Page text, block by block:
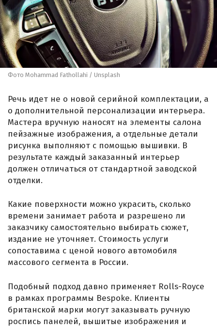
Фото Mohammad Fathollahi / Unsplash
Речь идет не о новой серийной комплектации, а
о дополнительной персонализации интерьера.
Мастера вручную наносят на элементы салона
пейзажные изображения, а отдельные детали
рисунка выполняют с помощью вышивки. В
результате каждый заказанный интерьер
должен отличаться от стандартной заводской
отделки.
Какие поверхности можно украсить, сколько
времени занимает работа и разрешено ли
заказчику самостоятельно выбирать сюжет,
издание не уточняет. Стоимость услуги
сопоставима с ценой нового автомобиля
массового сегмента в России.
Подобный подход давно применяет Rolls-Royce
в рамках программы Bespoke. Клиенты
британской марки могут заказывать ручную
роспись панелей, вышитые изображения и